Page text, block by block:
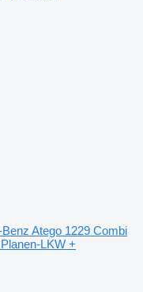
Atego 1229 Combi
LKW +